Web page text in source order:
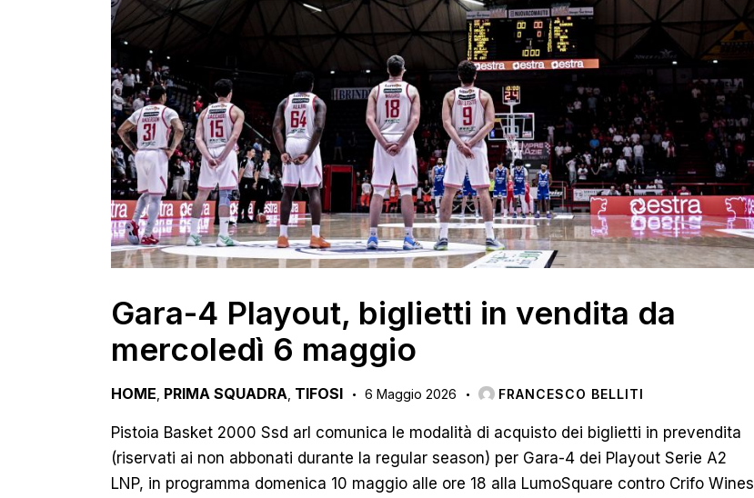
Gara-4 Playout, biglietti in vendita da
mercoledì 6 maggio
HOME PRIMA SQUADRA TIFOSI 6 Maggio 2026 FRANCESCO BELLITI
Pistoia Basket 2000 Ssd arl comunica le modalità di acquisto dei biglietti in prevendita
(riservati ai non abbonati durante la regular season) per Gara-4 dei Playout Serie A2
LNP, in programma domenica 10 maggio alle ore 18 alla LumoSquare contro Crifo Wines